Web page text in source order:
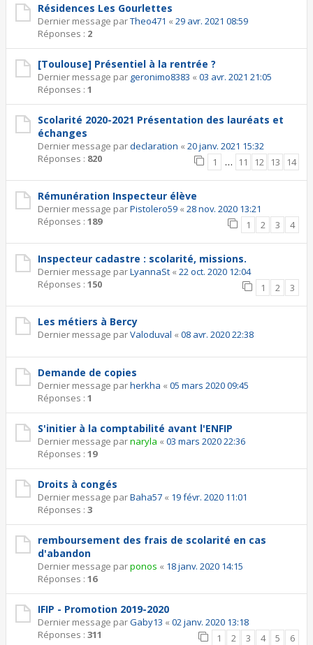
Résidences Les Gourlettes
Dernier message parTheo471 « 29 avr. 2021 08:59
Réponses : 2
[Toulouse] Présentiel à la rentrée ?
Dernier message par geronimo8383 « 03 avr. 2021 21:05
Réponses : 1
Scolarité 2020-2021 Présentation des lauréats et
échanges
Dernier message pardeclaration « 20 janv. 2021 15:32
Réponses : 820 1 … 11 12 13 14
Rémunération Inspecteur élève
Dernier message parPistolero59 « 28 nov. 2020 13:21
Réponses : 189 1 2 3 4
Inspecteur cadastre : scolarité, missions.
Dernier message parLyannaSt « 22 oct. 2020 12:04
Réponses : 150 1 2 3
Les métiers à Bercy
Dernier message parValoduval « 08 avr. 2020 22:38
Demande de copies
Dernier message parherkha « 05 mars 2020 09:45
Réponses : 1
S'initier à la comptabilité avant l'ENFIP
Dernier message parnaryla « 03 mars 2020 22:36
Réponses : 19
Droits à congés
Dernier message parBaha57 « 19 févr. 2020 11:01
Réponses : 3
remboursement des frais de scolarité en cas
d'abandon
Dernier message parponos « 18 janv. 2020 14:15
Réponses : 16
IFIP - Promotion 2019-2020
Dernier message parGaby13 « 02 janv. 2020 13:18
Réponses : 311 1 2 3 4 5 6